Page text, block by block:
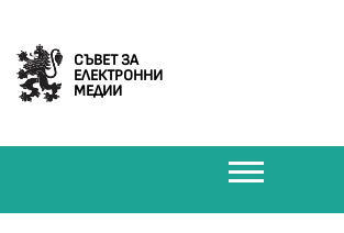
СЪВЕТ ЗА
ЕЛЕКТРОННИ
МЕДИИ